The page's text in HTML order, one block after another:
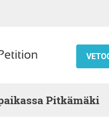
Pitkämäki